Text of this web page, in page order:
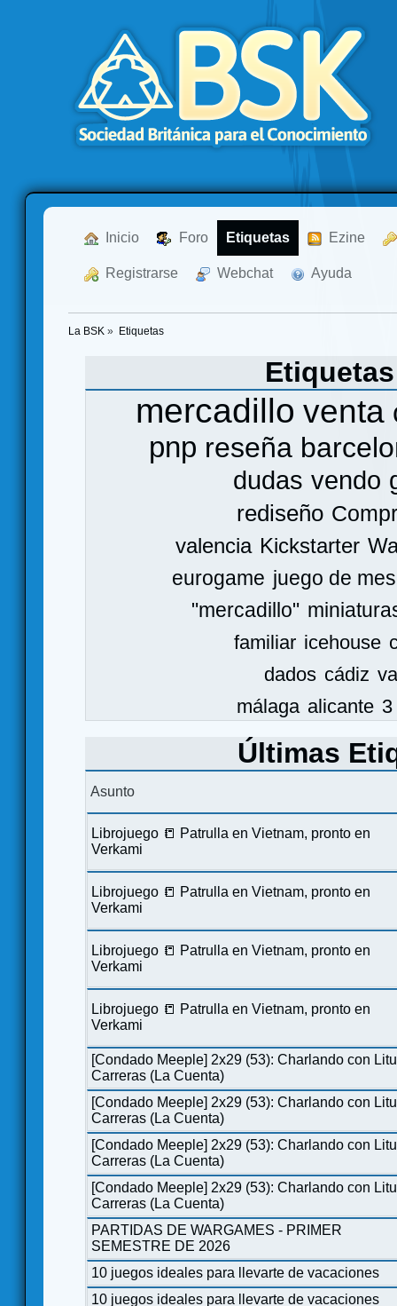
Inicio Foro Etiquetas Ezine
Registrarse Webchat Ayuda
La BSK » Etiquetas
mercadillo venta
pnp reseña
dudas vendo
rediseño
valencia Kickstarter
eurogame juego de
"mercadillo"
familiar icehouse
dados cádiz
málaga alicante
Últimas
Asunto
Librojuego 📒 Patrulla en Vietnam, pronto en
Verkami
Librojuego 📒 Patrulla en Vietnam, pronto en
Verkami
Librojuego 📒 Patrulla en Vietnam, pronto en
Verkami
Librojuego 📒 Patrulla en Vietnam, pronto en
Verkami
[Condado Meeple] 2x29 (53): Charlando con
Carreras (La Cuenta)
[Condado Meeple] 2x29 (53): Charlando con
Carreras (La Cuenta)
[Condado Meeple] 2x29 (53): Charlando con
Carreras (La Cuenta)
[Condado Meeple] 2x29 (53): Charlando con
Carreras (La Cuenta)
PARTIDAS DE WARGAMES - PRIMER
SEMESTRE DE 2026
10 juegos ideales para llevarte de vacaciones
10 juegos ideales para llevarte de vacaciones